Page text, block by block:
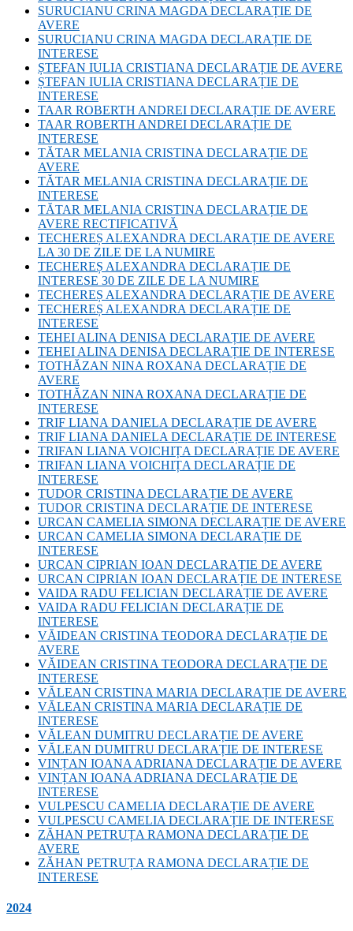
SURUCIANU CRINA MAGDA DECLARAȚIE DE
AVERE
SURUCIANU CRINA MAGDA DECLARAȚIE DE
INTERESE
ȘTEFAN IULIA CRISTIANA DECLARAȚIE DE AVERE
ȘTEFAN IULIA CRISTIANA DECLARAȚIE DE
INTERESE
TAAR ROBERTH ANDREI DECLARAȚIE DE AVERE
TAAR ROBERTH ANDREI DECLARAȚIE DE
INTERESE
TĂTAR MELANIA CRISTINA DECLARAȚIE DE
AVERE
TĂTAR MELANIA CRISTINA DECLARAȚIE DE
INTERESE
TĂTAR MELANIA CRISTINA DECLARAȚIE DE
AVERE RECTIFICATIVĂ
TECHEREȘ ALEXANDRA DECLARAȚIE DE AVERE
LA 30 DE ZILE DE LA NUMIRE
TECHEREȘ ALEXANDRA DECLARAȚIE DE
INTERESE 30 DE ZILE DE LA NUMIRE
TECHEREȘ ALEXANDRA DECLARAȚIE DE AVERE
TECHEREȘ ALEXANDRA DECLARAȚIE DE
INTERESE
TEHEI ALINA DENISA DECLARAȚIE DE AVERE
TEHEI ALINA DENISA DECLARAȚIE DE INTERESE
TOTHĂZAN NINA ROXANA DECLARAȚIE DE
AVERE
TOTHĂZAN NINA ROXANA DECLARAȚIE DE
INTERESE
TRIF LIANA DANIELA DECLARAȚIE DE AVERE
TRIF LIANA DANIELA DECLARAȚIE DE INTERESE
TRIFAN LIANA VOICHIȚA DECLARAȚIE DE AVERE
TRIFAN LIANA VOICHIȚA DECLARAȚIE DE
INTERESE
TUDOR CRISTINA DECLARAȚIE DE AVERE
TUDOR CRISTINA DECLARAȚIE DE INTERESE
URCAN CAMELIA SIMONA DECLARAȚIE DE AVERE
URCAN CAMELIA SIMONA DECLARAȚIE DE
INTERESE
URCAN CIPRIAN IOAN DECLARAȚIE DE AVERE
URCAN CIPRIAN IOAN DECLARAȚIE DE INTERESE
VAIDA RADU FELICIAN DECLARAȚIE DE AVERE
VAIDA RADU FELICIAN DECLARAȚIE DE
INTERESE
VĂIDEAN CRISTINA TEODORA DECLARAȚIE DE
AVERE
VĂIDEAN CRISTINA TEODORA DECLARAȚIE DE
INTERESE
VĂLEAN CRISTINA MARIA DECLARAȚIE DE AVERE
VĂLEAN CRISTINA MARIA DECLARAȚIE DE
INTERESE
VĂLEAN DUMITRU DECLARAȚIE DE AVERE
VĂLEAN DUMITRU DECLARAȚIE DE INTERESE
VINȚAN IOANA ADRIANA DECLARAȚIE DE AVERE
VINȚAN IOANA ADRIANA DECLARAȚIE DE
INTERESE
VULPESCU CAMELIA DECLARAȚIE DE AVERE
VULPESCU CAMELIA DECLARAȚIE DE INTERESE
ZĂHAN PETRUȚA RAMONA DECLARAȚIE DE
AVERE
ZĂHAN PETRUȚA RAMONA DECLARAȚIE DE
INTERESE
2024